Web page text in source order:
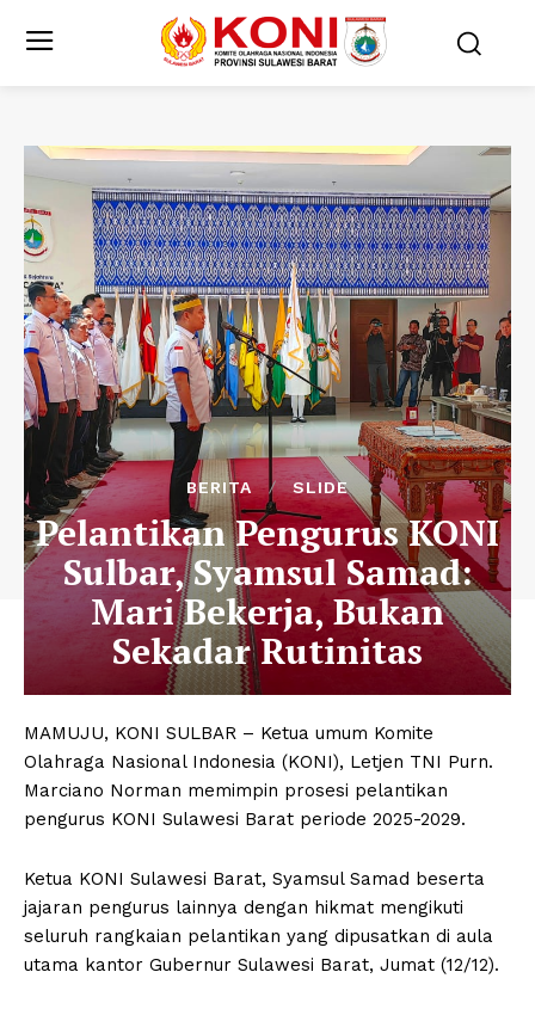
BERITA SLIDE
Pelantikan Pengurus KONI
Sulbar, Syamsul Samad:
Mari Bekerja, Bukan
Sekadar Rutinitas
MAMUJU, KONI SULBAR – Ketua umum Komite
Olahraga Nasional Indonesia (KONI), Letjen TNI Purn.
Marciano Norman memimpin prosesi pelantikan
pengurus KONI Sulawesi Barat periode 2025-2029.
Ketua KONI Sulawesi Barat, Syamsul Samad beserta
jajaran pengurus lainnya dengan hikmat mengikuti
seluruh rangkaian pelantikan yang dipusatkan di aula
utama kantor Gubernur Sulawesi Barat, Jumat (12/12).